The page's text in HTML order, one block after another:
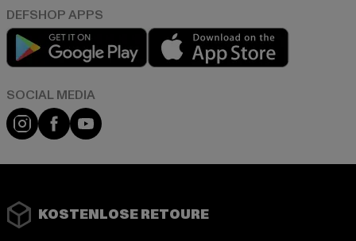
Play market
Instagram
FacebookYouTube
KOSTENLOSE RETOURE